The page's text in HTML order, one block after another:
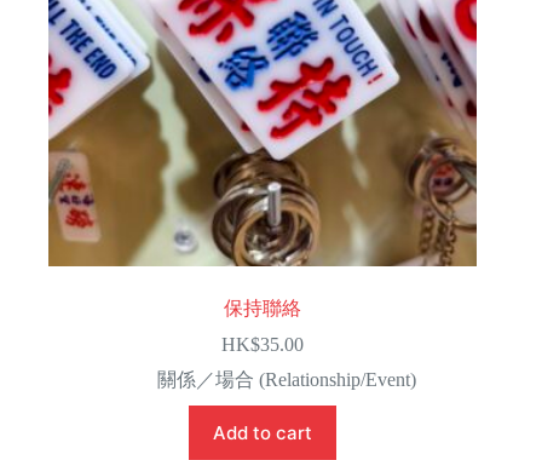
保持聯絡
HK$35.00
關係／場合 (Relationship/Event)
Add to cart